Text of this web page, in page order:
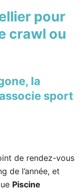
pour
crawl ou
, la
sport
de rendez-vous
de l’année, et
Piscine